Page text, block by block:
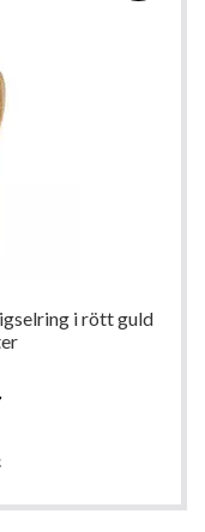
i rött guld